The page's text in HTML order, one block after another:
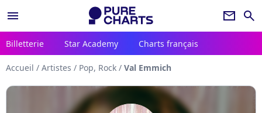
menu newsletter search
Billetterie Star Academy Charts français
Accueil / Artistes / Pop, Rock / Val Emmich